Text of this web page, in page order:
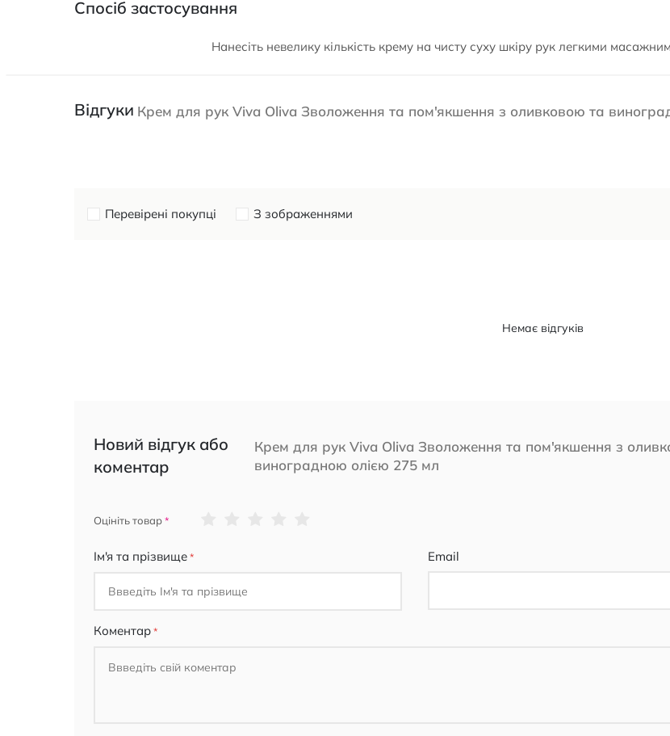
Спосіб застосування
Нанесіть невелику кількість крему на чисту суху шкіру рук легкими
Відгуки Крем для рук Viva Oliva Зволоження та пом'якшення з оливковою та
Перевірені покупці З зображеннями
Немає відгуків
Новий відгук або
коментар
Крем для рук Viva Oliva Зволоження та пом'якшення з
виноградною олією 275 мл
Оцініть товар
Ім'я та прізвище Email
Коментар